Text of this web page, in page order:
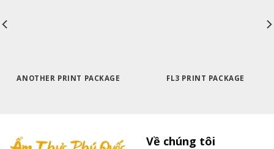
ANOTHER PRINT PACKAGE FL3 PRINT PACKAGE
Về chúng tôi